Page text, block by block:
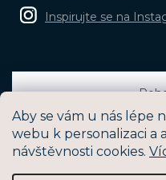
Aby se vám u nás lépe
webu k personalizaci a
návštěvnosti cookies.
Inspirujte se na